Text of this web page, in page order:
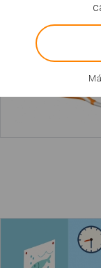
Leer más
El niño hace